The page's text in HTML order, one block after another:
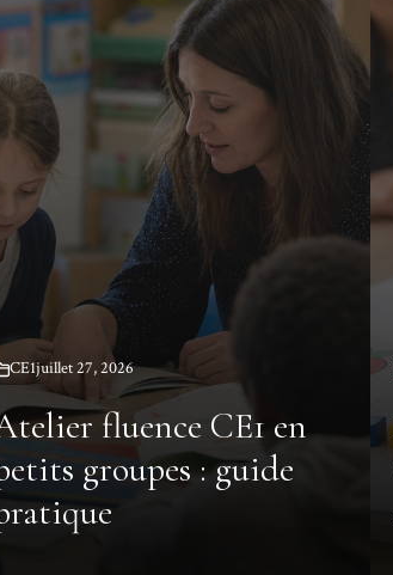
CE1juillet 27, 2026
fluence CE1 en
groupes : guide